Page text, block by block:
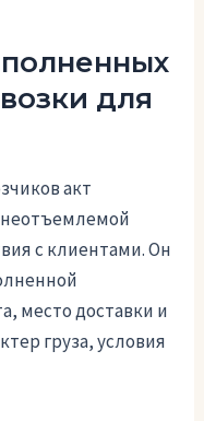
для
акт
с клиентами. Он
место доставки и
груза, условия